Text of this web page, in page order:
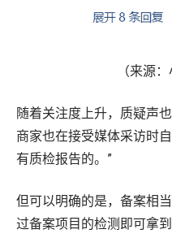
（来源
随着关注度上升，质疑声
商家也在接受媒体采访时
有质检报告的。”
但可以明确的是，备案相
过备案项目的检测即可拿到